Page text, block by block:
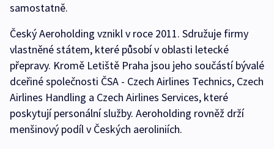
samostatně.
Český Aeroholding vznikl v roce 2011. Sdružuje firmy
vlastněné státem, které působí v oblasti letecké
přepravy. Kromě Letiště Praha jsou jeho součástí bývalé
dceřiné společnosti ČSA - Czech Airlines Technics, Czech
Airlines Handling a Czech Airlines Services, které
poskytují personální služby. Aeroholding rovněž drží
menšinový podíl v Českých aeroliniích.